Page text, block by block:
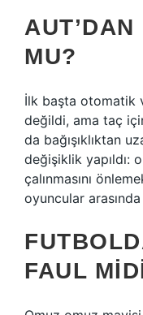
MU?
İlk başta otomatik
değildi, ama taç
da bağışıklıktan
değişiklik yapıldı:
çalınmasını
oyuncular
FAUL